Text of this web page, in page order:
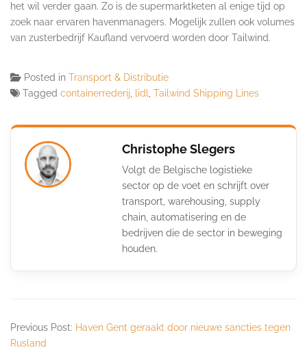
het wil verder gaan. Zo is de supermarktketen al enige tijd op
zoek naar ervaren havenmanagers. Mogelijk zullen ook volumes
van zusterbedrijf Kaufland vervoerd worden door Tailwind.
Posted in Transport & Distributie
Tagged containerrederij lidl Tailwind Shipping Lines
Christophe Slegers
Volgt de Belgische logistieke
sector op de voet en schrijft over
transport, warehousing, supply
chain, automatisering en de
bedrijven die de sector in beweging
houden.
Previous Post: Haven Gent geraakt door nieuwe sancties tegen
Rusland